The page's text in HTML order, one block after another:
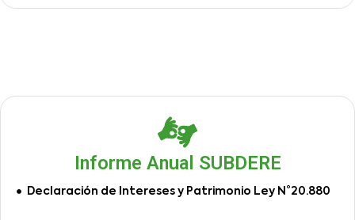
Informe Anual SUBDERE
Declaración de Intereses y Patrimonio Ley N°20.880